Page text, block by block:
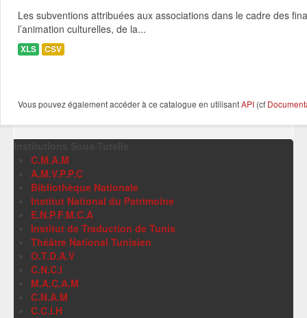
Les subventions attribuées aux associations dans le cadre des
l’animation culturelles, de la...
XLS CSV
Vous pouvez également accéder à ce catalogue en utilisantAPI (cf
C.M.A.M
A.M.V.P.P.C
Bibliothèque Nationale
Institut National du Patrimoine
E.N.P.F.M.C.A
Institut de Traduction de Tunis
Théâtre National Tunisien
O.T.D.A.V
C.N.C.I
M.A.C.A.M
C.N.A.M
C.C.I.H